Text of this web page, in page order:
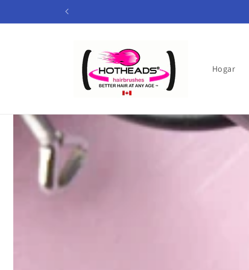
al contenido
Hogar